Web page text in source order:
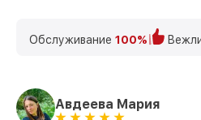
Обслуживание 100%
Авдеева Мария